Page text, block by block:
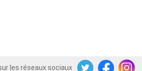
les réseaux sociaux